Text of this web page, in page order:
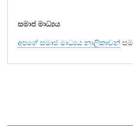
සමාජ මාධ්‍යය
අපගේ සමාජ මාධ්‍යය නාලිකාවන්